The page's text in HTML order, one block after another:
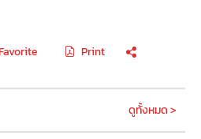
Print
ดูทั้งหมด >